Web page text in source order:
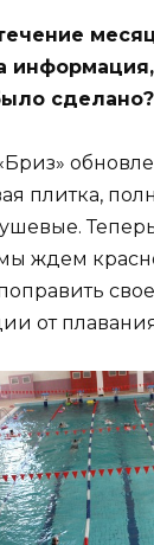
сделано?
плитка,
ждем
от